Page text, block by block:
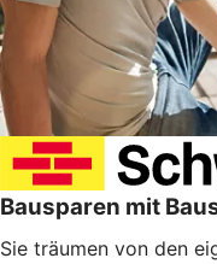
Bausparen mit
Sie träumen von den